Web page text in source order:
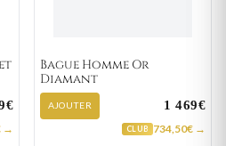
→
Bague Homme Or
Diamant
AJOUTER 1 469€
CLUB 734,50€ →